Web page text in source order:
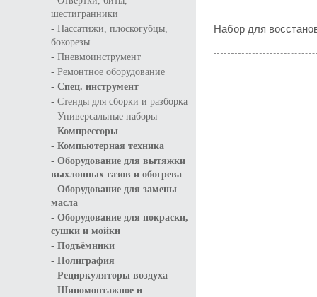
шестигранники
- Пассатижи, плоскогубцы,
бокорезы
- Пневмоинструмент
- Ремонтное оборудование
- Спец. инструмент
- Стенды для сборки и разборка
- Универсальные наборы
- Компрессоры
- Компьютерная техника
- Оборудование для вытяжки
выхлопных газов и обогрева
- Оборудование для замены
масла
- Оборудование для покраски,
сушки и мойки
- Подъёмники
- Полиграфия
- Рециркуляторы воздуха
- Шиномонтажное и
Набор для